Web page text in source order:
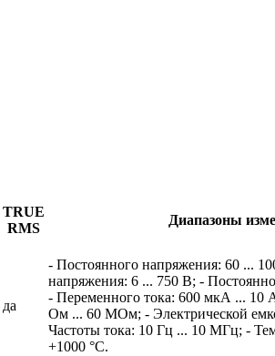
TRUE
RMS
Диапазоны
да
- Постоянного напряжения: 60 ...
напряжения: 6 ... 750 В; -
- Переменного тока: 600 мкА ... 10
Ом ... 60 МОм; - Электрической
Частоты тока: 10 Гц ... 10 МГц; -
+1000 °С.